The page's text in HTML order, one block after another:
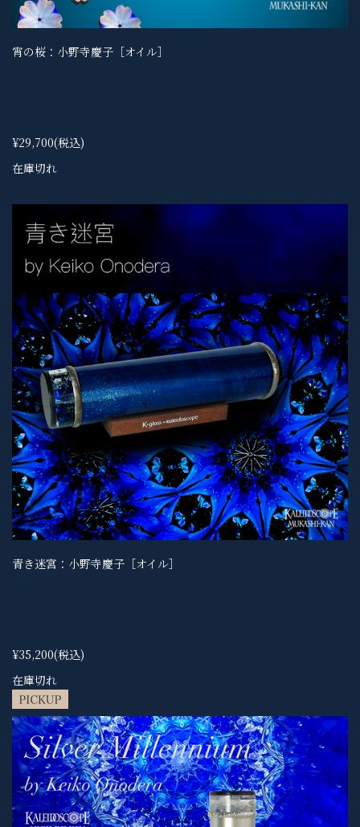
宵の桜：小野寺慶子［オイル］
¥29,700(税込)
在庫切れ
青き迷宮：小野寺慶子［オイル］
¥35,200(税込)
在庫切れ